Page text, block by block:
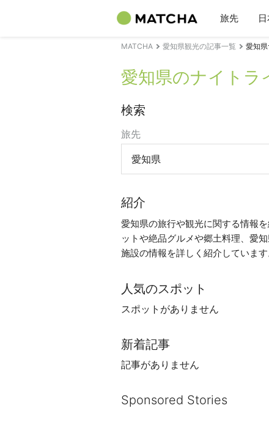
旅先
MATCHA 愛知県観光の記事一覧 愛知
愛知県のナイトラ
検索
旅先
愛知県
紹介
愛知県の旅行や観光に関する情報
ットや絶品グルメや郷土料理、愛
施設の情報を詳しく紹介しています
人気のスポット
スポットがありません
新着記事
記事がありません
Sponsored Stories